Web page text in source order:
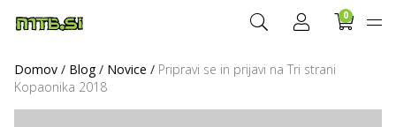
0
Domov / Blog/ Novice / Pripravi se in prijavi na Tri strani
Kopaonika 2018